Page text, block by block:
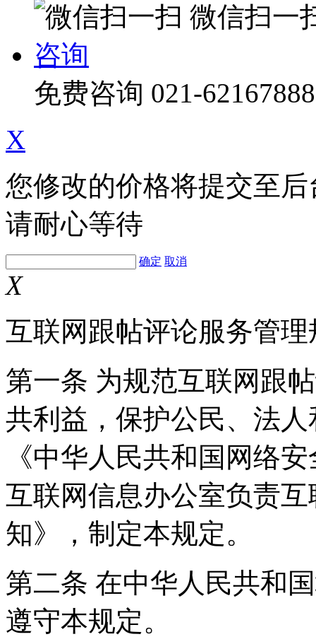
微信扫一
咨询
免费咨询 021-62167888
X
您修改的价格将提交至
请耐心等待
确定 取消
X
互联网跟帖评论服务管理
第一条 为规范互联网跟
共利益，保护公民、法
《中华人民共和国网络
互联网信息办公室负责
知》，制定本规定。
第二条 在中华人民共和
遵守本规定。